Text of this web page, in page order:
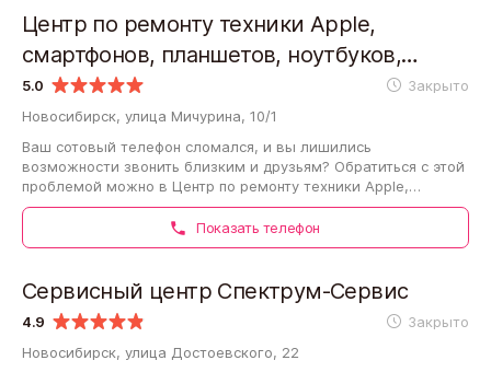
5.0 Закрыто
Центр по ремонту техники Apple,
смартфонов, планшетов, ноутбуков,
телевизоров и оргтехники Точка
включения на улице Мичурина
Новосибирск, улица Мичурина, 10/1
Ваш сотовый телефон сломался, и вы лишились
возможности звонить близким и друзьям? Обратиться с этой
проблемой можно в Центр по ремонту техники Apple,
смартфонов, планшетов, ноутбуков, телевизоров…
Показать телефон
4.9 Закрыто
Сервисный центр Спектрум-Сервис
Новосибирск, улица Достоевского, 22